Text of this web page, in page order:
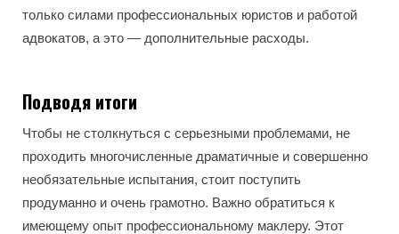
только силами профессиональных юристов и работой
адвокатов, а это — дополнительные расходы.
Подводя итоги
Чтобы не столкнуться с серьезными проблемами, не
проходить многочисленные драматичные и совершенно
необязательные испытания, стоит поступить
продуманно и очень грамотно. Важно обратиться к
имеющему опыт профессиональному маклеру. Этот